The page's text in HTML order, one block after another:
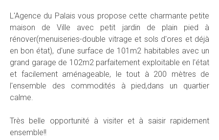
L'Agence du Palais vous propose cette charmante petite
maison de Ville avec petit jardin de plain pied à
rénover(menuiseries-double vitrage et sols d'ores et déjà
en bon état), d'une surface de 101m2 habitables avec un
grand garage de 102m2 parfaitement exploitable en l'état
et facilement aménageable, le tout à 200 mètres de
l'ensemble des commodités à pied,dans un quartier
calme.
Très belle opportunité à visiter et à saisir rapidement
ensemble!!